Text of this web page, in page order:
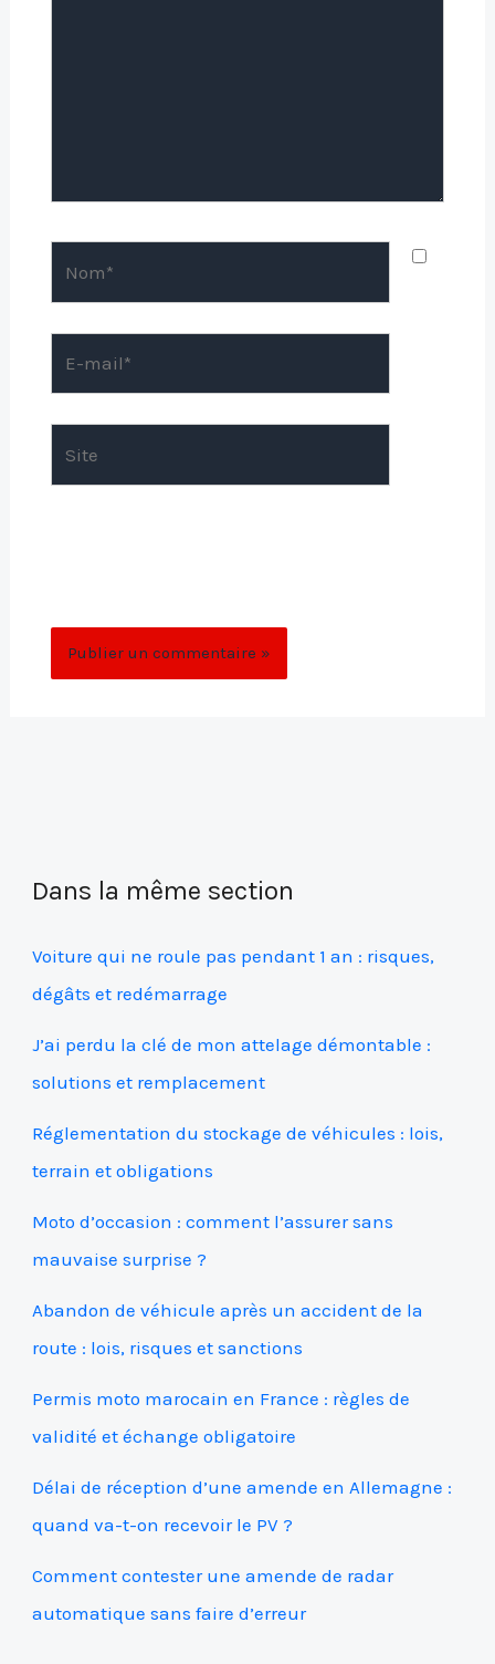
Dans la même section
Voiture qui ne roule pas pendant 1 an : risques,
dégâts et redémarrage
J’ai perdu la clé de mon attelage démontable :
solutions et remplacement
Réglementation du stockage de véhicules : lois,
terrain et obligations
Moto d’occasion : comment l’assurer sans
mauvaise surprise ?
Abandon de véhicule après un accident de la
route : lois, risques et sanctions
Permis moto marocain en France : règles de
validité et échange obligatoire
Délai de réception d’une amende en Allemagne :
quand va-t-on recevoir le PV ?
Comment contester une amende de radar
automatique sans faire d’erreur